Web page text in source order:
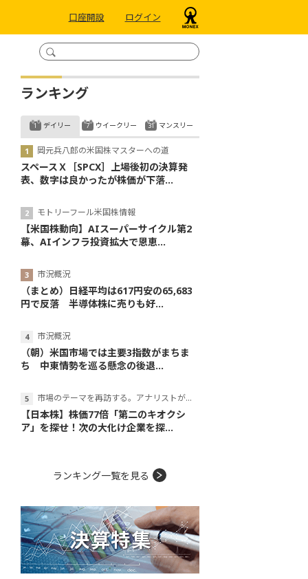
口座開設 ログイン
ランキング
デイリー
岡元兵八郎の米国株マスターへの道
スペースＸ［SPCX］上場後初の決算発
表、数字は良かったが株価が下落...
モトリーフール米国株情報
【米国株動向】AIスーパーサイクル第2
幕、AIインフラ投資拡大で恩恵...
市況概況
（まとめ）日経平均は617円安の65,683
円で反落 半導体株に売りも好...
市況概況
（朝）米国市場では主要3指数がまちま
ち 中東情勢を巡る懸念の後退...
市場のテーマを再訪する。アナリストが読み解くテーマの本質
【日本株】株価77倍「第二のキオクシ
ア」を探せ！次の大化け企業を探...
ウイークリー マンスリー
ランキング一覧を見る